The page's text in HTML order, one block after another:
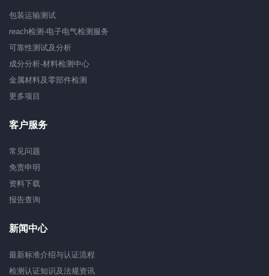
包装运输测试
reach检测-电子电气检测服务
可靠性测试及分析
成分分析-材料检测中心
金属材料及零部件检测
更多项目
客户服务
常见问题
免责申明
资料下载
报告查询
新闻中心
最新标准介绍与认证流程
检测认证知识及法规资讯